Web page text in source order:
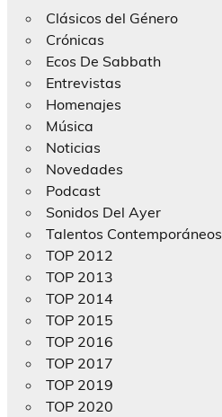
Clásicos del Género
Crónicas
Ecos De Sabbath
Entrevistas
Homenajes
Música
Noticias
Novedades
Podcast
Sonidos Del Ayer
Talentos Contemporáneos
TOP 2012
TOP 2013
TOP 2014
TOP 2015
TOP 2016
TOP 2017
TOP 2019
TOP 2020